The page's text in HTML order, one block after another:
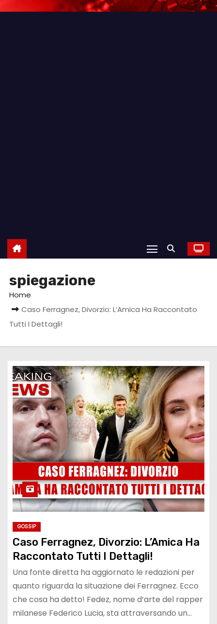
spiegazione
Home
Caso Ferragnez, Divorzio: L’Amica Ha Raccontato
Tutti I Dettagli!
GOSSIP
Caso Ferragnez, Divorzio: L’Amica Ha
Raccontato Tutti I Dettagli!
Una fonte diretta ha aggiornato le redazioni per
quanto riguarda la situazione dei Ferragnez. Ecco
che cosa ha detto! Fedez, nome d’arte del rapper
milanese Federico Lucia, sta attraversando un…